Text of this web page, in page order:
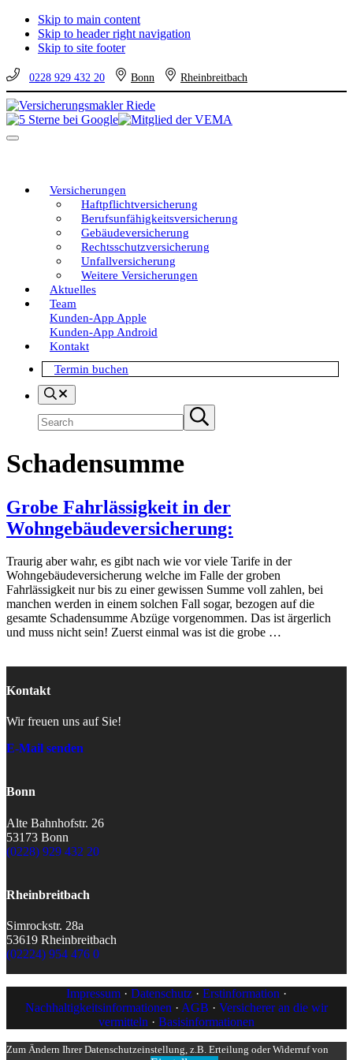
Skip to main content
Skip to header right navigation
Skip to site footer
0228 929 432 20 Bonn Rheinbreitbach
Versicherungsmakler
Riede
Versicherungen
vom
eine
Entscheidung!
Menu
Versicherungen
Haftpflichtversicherung
Berufsunfähigkeitsversicherung
Gebäudeversicherung
Rechtsschutzversicherung
Unfallversicherung
Weitere Versicherungen
Aktuelles
Team
Kunden-App Apple
Kunden-App Android
Kontakt
Termin buchen
Search
Submit
search
Schadensumme
Grobe Fahrlässigkeit in der
Wohngebäudeversicherung:
Traurig aber wahr, es gibt nach wie vor viele Tarife in der
Wohngebäudeversicherung welche im Falle der groben
Fahrlässigkeit nur bis zu einer gewissen Summe voll zahlen, bei
manchen werden in einem solchen Fall sogar, bezogen auf die
gesamte Schadensumme Abzüge vorgenommen. Das ist ärgerlich
und muss nicht sein! Zuerst einmal was ist die grobe …
Kontakt
Wir freuen uns auf Sie!
E-Mail senden
Bonn
Alte Bahnhofstr. 26
53173 Bonn
(0228) 929 432 20
Rheinbreitbach
Simrockstr. 28a
53619 Rheinbreitbach
(02224) 954 476 0
Impressum · Datenschutz · Erstinformation ·
Nachhaltigkeitsinformationen · AGB · Versicherer an die wir
vermitteln · Basisinformationen
Zum Ändern Ihrer Datenschutzeinstellung, z.B. Erteilung oder Widerruf von